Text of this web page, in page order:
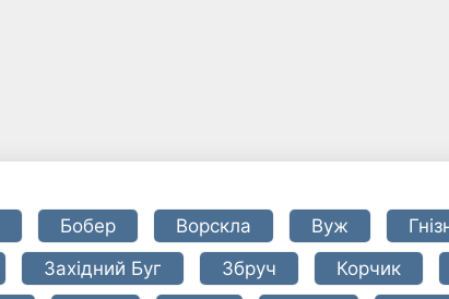
Бобер Ворскла Вуж
Західний Буг Збруч Корчик